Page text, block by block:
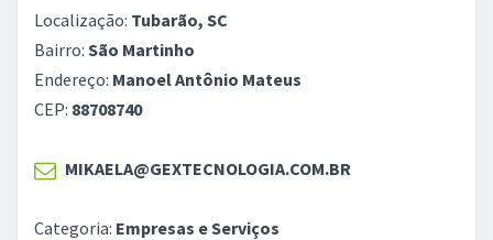
Localização: Tubarão, SC
Bairro: São Martinho
Endereço: Manoel Antônio Mateus
CEP: 88708740
MIKAELA@GEXTECNOLOGIA.COM.BR
Categoria: Empresas e Serviços